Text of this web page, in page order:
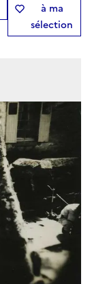
à ma
sélection